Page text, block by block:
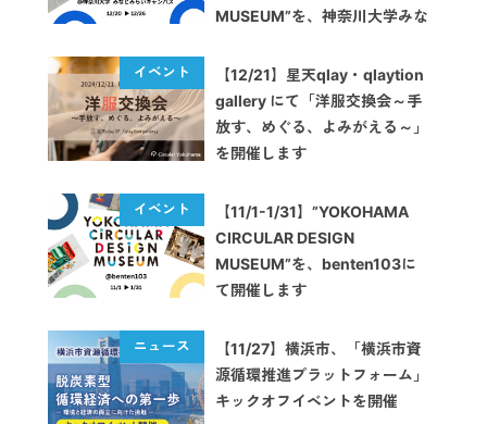
MUSEUM”を、神奈川大学みな
ます
【12/21】星天qlay・qlaytion
gallery にて「洋服交換会～手
放す、めぐる、よみがえる～」
を開催します
【11/1-1/31】”YOKOHAMA
CIRCULAR DESIGN
MUSEUM”を、benten103に
て開催します
【11/27】横浜市、「横浜市資
源循環推進プラットフォーム」
キックオフイベントを開催